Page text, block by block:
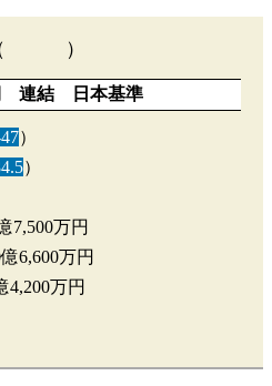
）
連結 日本基準
）
）
7,500万円
6,600万円
4,200万円